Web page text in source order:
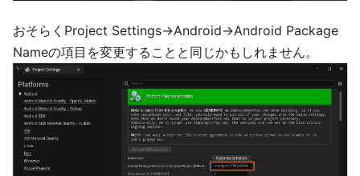
おそらくProject Settings→Android→Android Package
Nameの項目を変更することと同じかもしれません。